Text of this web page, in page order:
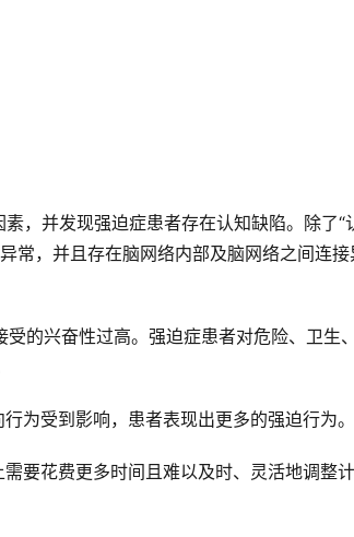
，并发现强迫症患者存在认知缺陷。除了“
常，并且存在脑网络内部及脑网络之间连接
受的兴奋性过高。强迫症患者对危险、卫生
为受到影响，患者表现出更多的强迫行为。
要花费更多时间且难以及时、灵活地调整计